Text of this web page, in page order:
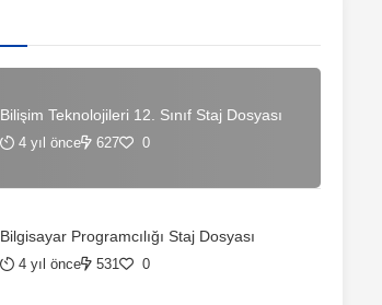
Bilişim Teknolojileri 12. Sınıf Staj Dosyası
4 yıl önce 627 0
Bilgisayar Programcılığı Staj Dosyası
4 yıl önce 531 0